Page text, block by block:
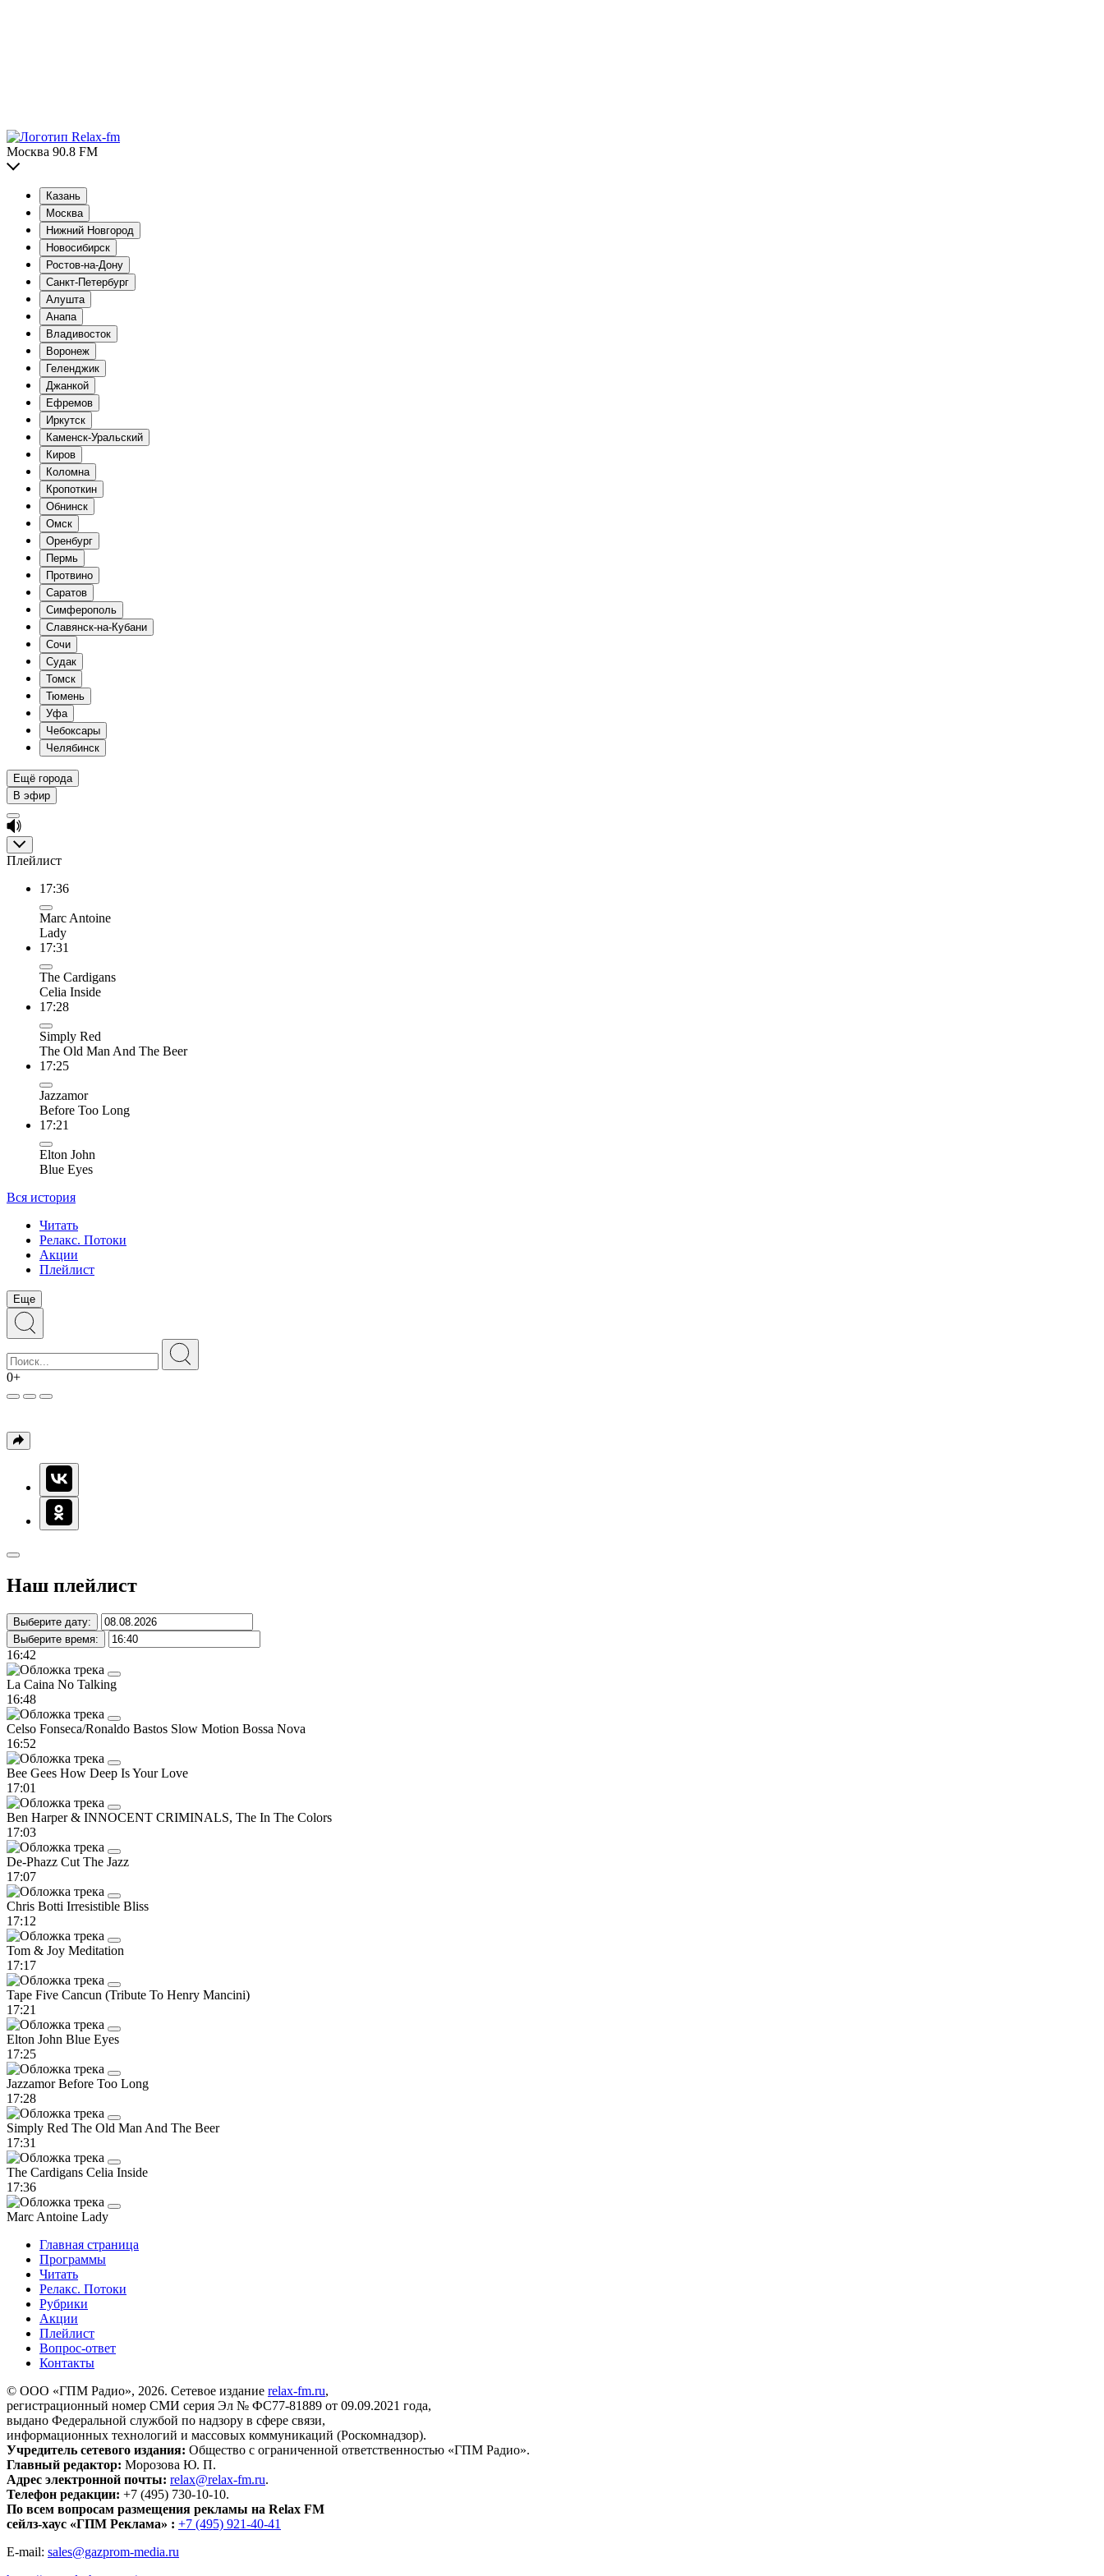
Москва 90.8 FM
Казань
Москва
Нижний Новгород
Новосибирск
Ростов-на-Дону
Санкт-Петербург
Алушта
Анапа
Владивосток
Воронеж
Геленджик
Джанкой
Ефремов
Иркутск
Каменск-Уральский
Киров
Коломна
Кропоткин
Обнинск
Омск
Оренбург
Пермь
Протвино
Саратов
Симферополь
Славянск-на-Кубани
Сочи
Судак
Томск
Тюмень
Уфа
Чебоксары
Челябинск
Ещё города
В эфир
Плейлист
17:36
Marc Antoine
Lady
17:31
The Cardigans
Celia Inside
17:28
Simply Red
The Old Man And The Beer
17:25
Jazzamor
Before Too Long
17:21
Elton John
Blue Eyes
Вся история
Читать
Релакс. Потоки
Акции
Плейлист
Еще
0+
Наш плейлист
Выберите дату:
Выберите время:
16:42
La Caina No Talking
16:48
Celso Fonseca/Ronaldo Bastos Slow Motion Bossa Nova
16:52
Bee Gees How Deep Is Your Love
17:01
Ben Harper & INNOCENT CRIMINALS, The In The Colors
17:03
De-Phazz Cut The Jazz
17:07
Chris Botti Irresistible Bliss
17:12
Tom & Joy Meditation
17:17
Tape Five Cancun (Tribute To Henry Mancini)
17:21
Elton John Blue Eyes
17:25
JazzamorBefore Too Long
17:28
Simply Red The Old Man And The Beer
17:31
The Cardigans Celia Inside
17:36
Marc Antoine Lady
Главная страница
Программы
Читать
Релакс. Потоки
Рубрики
Акции
Плейлист
Вопрос-ответ
Контакты
© ООО «ГПМ Радио», 2026. Сетевое издание relax-fm.ru,
регистрационный номер СМИ серия Эл № ФС77-81889 от 09.09.2021 года,
выдано Федеральной службой по надзору в сфере связи,
информационных технологий и массовых коммуникаций (Роскомнадзор).
Учредитель сетевого издания: Общество с ограниченной ответственностью «ГПМ Радио».
Главный редактор: Морозова Ю. П.
Адрес электронной почты: relax@relax-fm.ru.
Телефон редакции: +7 (495) 730-10-10.
По всем вопросам размещения рекламы на Relax FM
сейлз-хаус «ГПМ Реклама» : +7 (495) 921-40-41
E-mail: sales@gazprom-media.ru